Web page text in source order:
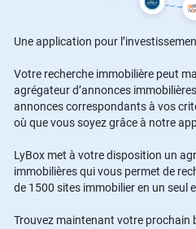
Une application pour
Votre recherche immobilière peut
agrégateur d’annonces
annonces correspondants à vos
où que vous soyez grâce à notre
LyBox met à votre disposition un
immobilières qui vous permet de
de 1500 sites immobilier en un seul
Trouvez maintenant votre prochain